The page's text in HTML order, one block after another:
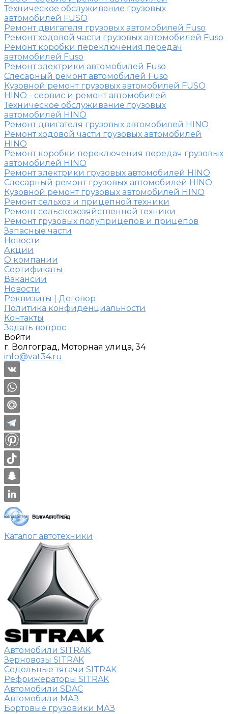
Техническое обслуживание грузовых
автомобилей FUSO
Ремонт двигателя грузовых автомобилей Fuso
Ремонт ходовой части грузовых автомобилей Fuso
Ремонт коробки переключения передач
автомобилей Fuso
Ремонт электрики автомобилей Fuso
Слесарный ремонт автомобилей Fuso
Кузовной ремонт грузовых автомобилей FUSO
HINO - сервис и ремонт автомобилей
Техническое обслуживание грузовых
автомобилей HINO
Ремонт двигателя грузовых автомобилей HINO
Ремонт ходовой части грузовых автомобилей
HINO
Ремонт коробки переключения передач грузовых
автомобилей HINO
Ремонт электрики грузовых автомобилей HINO
Слесарный ремонт грузовых автомобилей HINO
Кузовной ремонт грузовых автомобилей HINO
Ремонт сельхоз и прицепной техники
Ремонт сельскохозяйственной техники
Ремонт грузовых полуприцепов и прицепов
Запасные части
Новости
Акции
О компании
Сертификаты
Вакансии
Новости
Реквизиты | Договор
Политика конфиденциальности
Контакты
Задать вопрос
Войти
г. Волгоград, Моторная улица, 34
info@vat34.ru
Каталог автотехники
Автомобили SITRAK
Зерновозы SITRAK
Седельные тягачи SITRAK
Рефрижераторы SITRAK
Автомобили SDAC
Автомобили МАЗ
Бортовые грузовики МАЗ